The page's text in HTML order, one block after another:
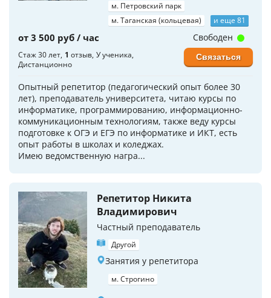
м. Петровский парк
м. Таганская (кольцевая)
и еще 81
от 3 500 руб / час
Стаж 30 лет 1 отзыв У ученика
Дистанционно
Опытный репетитор (педагогический опыт более 30
лет), преподаватель университета, читаю курсы по
информатике, программированию, информационно-
коммуникационным технологиям, также веду курсы
подготовке к ОГЭ и ЕГЭ по информатике и ИКТ, есть
опыт работы в школах и коледжах.
Имею ведомственную награ...
Свободен
Связаться
Репетитор Никита
Владимирович
Частный преподаватель
Другой
Занятия у репетитора
м. Строгино